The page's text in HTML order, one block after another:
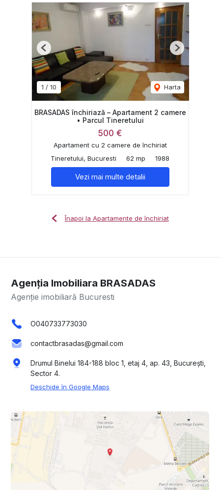
1 / 10 Harta
Previous Next
BRASADAS închiriază – Apartament 2 camere
• Parcul Tineretului
500 €
Apartament cu 2 camere de închiriat
Tineretului, Bucuresti
62 mp 1988
Vezi mai multe detalii
Înapoi la Apartamente de închiriat
Agenția Imobiliara BRASADAS
Agenție imobiliară Bucuresti
O040733773030
contactbrasadas@gmail.com
Drumul Binelui 184-188 bloc 1, etaj 4, ap. 43, București,
Sector 4.
Deschide în Google Maps